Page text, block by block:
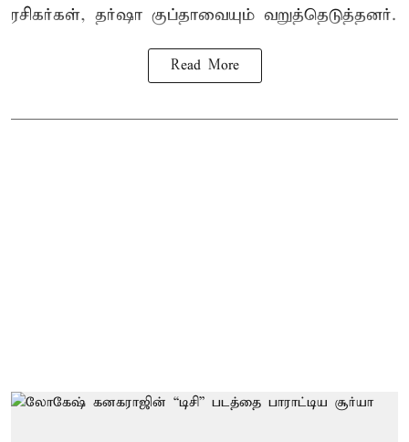
ரசிகர்கள், தர்ஷா குப்தாவையும் வறுத்தெடுத்தனர்.
Read More